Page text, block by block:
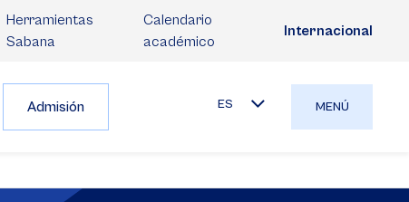
Herramientas
Sabana
Calendario
académico
Internacional
Admisión ES MENÚ